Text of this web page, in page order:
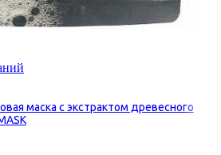
маска с экстрактом древесного